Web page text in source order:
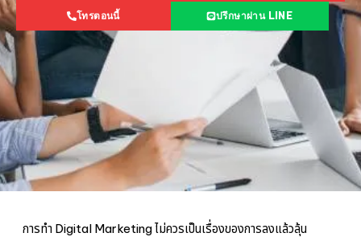
โทรตอนนี้ ปรึกษาผ่าน LINE
การทำ Digital Marketing ไม่ควรเป็นเรื่องของการลงแล้วลุ้น